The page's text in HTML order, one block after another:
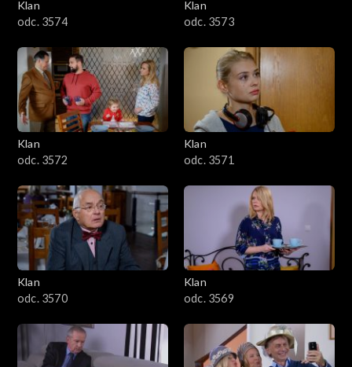
Klan
odc. 3574
Klan
odc. 3573
Klan
odc. 3572
Klan
odc. 3571
Klan
odc. 3570
Klan
odc. 3569